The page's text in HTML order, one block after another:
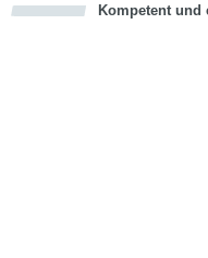
Kompetent